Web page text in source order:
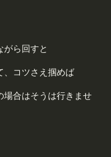
がら回すと
、コツさえ掴めば
場合はそうは行きませ